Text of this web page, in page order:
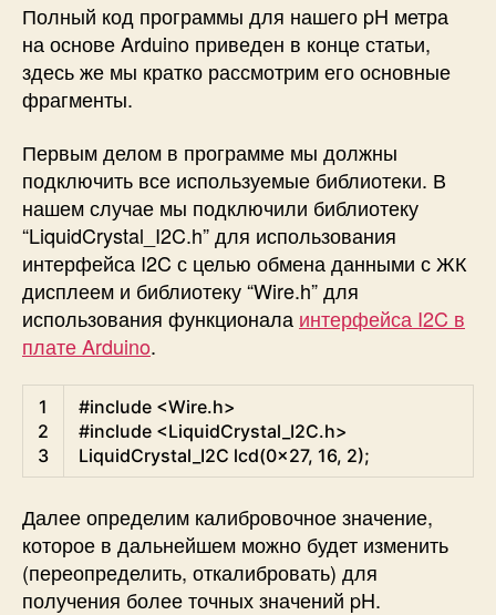
Полный код программы для нашего pH метра
на основе Arduino приведен в конце статьи,
здесь же мы кратко рассмотрим его основные
фрагменты.
Первым делом в программе мы должны
подключить все используемые библиотеки. В
нашем случае мы подключили библиотеку
“LiquidCrystal_I2C.h” для использования
интерфейса I2C с целью обмена данными с ЖК
дисплеем и библиотеку “Wire.h” для
использования функционала интерфейса I2C в
плате Arduino.
1
2
3
#include <Wire.h>
#include <LiquidCrystal_I2C.h>
LiquidCrystal I2C lcd(0x27, 16, 2);
Далее определим калибровочное значение,
которое в дальнейшем можно будет изменить
(переопределить, откалибровать) для
получения более точных значений pH.